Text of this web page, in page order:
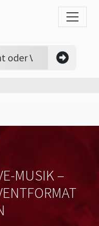
MUSIK –